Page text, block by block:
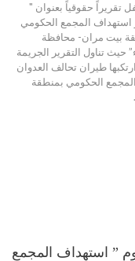
تقريراً حقوقياً بعنوان "
استهداف المجمع الحكومي
بيت مران- محافظة
حيث تناول التقرير الجريمة
طيران تحالف العدوان
الحكومي بمنطقة
” استهداف المجمع